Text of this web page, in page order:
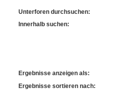
Unterforen durchsuchen:
Innerhalb suchen:
Ergebnisse anzeigen als:
Ergebnisse sortieren nach: